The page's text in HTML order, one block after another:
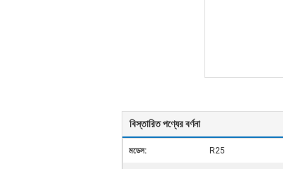
বিস্তারিত পণ্যের বর্ণনা
মডেল: R25